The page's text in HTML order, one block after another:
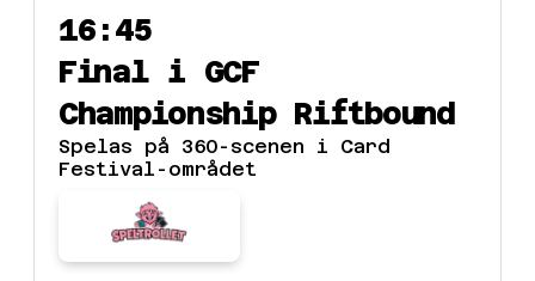
16:45
Final i GCF
Championship Riftbound
Spelas på 360-scenen i Card
Festival-området